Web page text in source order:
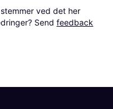
ved det her
Send feedback